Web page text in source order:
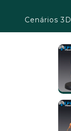
Cenários 3D